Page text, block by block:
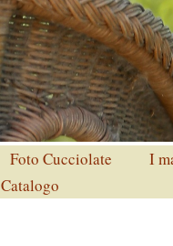
Foto Cucciolate I
Catalogo